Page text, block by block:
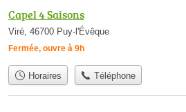
Capel 4 Saisons
Viré, 46700 Puy-l'Évêque
Fermée, ouvre à 9h
Horaires Téléphone